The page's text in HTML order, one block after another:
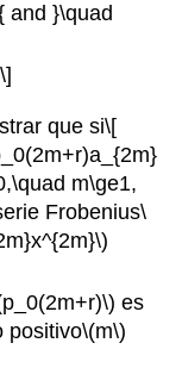
and }\quad
que si\[
m\ge1,
Frobenius\
es
positivo\(m\)